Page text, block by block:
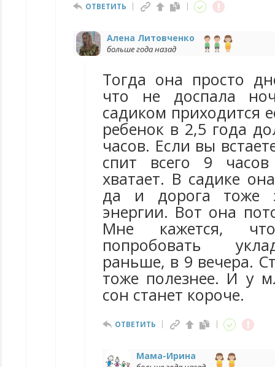
ОТВЕТИТЬ
Алена Литовченко
больше года назад
Тогда она просто
что не доспала
садиком приходится
ребенок в 2,5 года
часов. Если вы
спит всего 9
хватает. В садике
да и дорога тоже
энергии. Вот она
Мне кажется,
попробовать
раньше, в 9 вечера.
тоже полезнее. И у
сон станет короче.
ОТВЕТИТЬ
Мама-Ирина